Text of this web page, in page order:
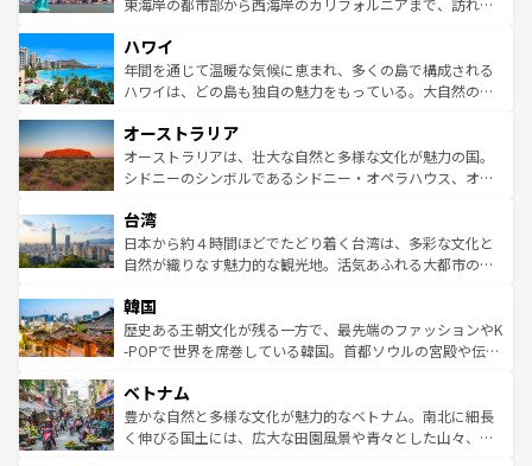
ば市内交通費無料で観光を楽しむこともできる。 なお、新
着のスイス情報はコンテンツ一覧 を参照してほしい。
東海岸の都市部から西海岸のカリフォルニアまで、訪れる
のような巨大都市は、観光、ショッピング、エンターテイ
ンメントが詰まった刺激的なスポットだ。一方、アメリカ
西部には大自然が広がり、グランドキャニオンやイエロー
部のニューオーリンズでは、音楽と美食が融合した独特の
文化が魅力。旅行者はアメリカの各地域で異なる魅力を楽
しみながら、その多様性と豊かな歴史を感じることができ
ならではの贅沢な旅のスタイルだ。 なお、新着のアメリカ
情報はコンテンツ一覧を参照してほしい。
ハワイ
年間を通じて温暖な気候に恵まれ、多くの島で構成される
ハワイは、どの島も独自の魅力をもっている。大自然の神
ワイ島は見逃せない。また、定番の観光地といえばオアフ
島だが、静かな自然を求めるならマウイ島やカウアイ島が
おすすめ。エメラルドグリーンに輝く海をはじめ、豊かな
れるおもてなしの心で訪れる人々を迎えてくれるハワイの
人々、おいしいローカルフードやハワイアンミュージッ
ク、伝統的なフラダンスなど、すべてがハワイの魅力を彩
ワイを、存分に味わってほしい。 なお、新着のハワイ情報
はコンテンツ一覧を参照してほしい。
オーストラリア
オーストラリアは、壮大な自然と多様な文化が魅力の国。
シドニーのシンボルであるシドニー・オペラハウス、オー
リアリーフや大陸中央部にそびえるウルル（エアーズロッ
ク）、タスマニアの美しい原生林やケアンズの熱帯雨林な
ど、見どころがたくさん。また、カフェやワイン、オージ
いる。アクティビティも充実しており、サーフィンやダイ
ビング、ハイキングなど、アウトドア好きにはたまらな
い。オーストラリアの多彩な魅力を存分に味わいつくそ
参照してほしい。
台湾
日本から約４時間ほどでたどり着く台湾は、多彩な文化と
自然が織りなす魅力的な観光地。活気あふれる大都市の台
ン）、静ひつな山岳地帯である台湾東部など、都市の喧騒
と山間の静けさが共存しており、訪れる人に新しい発見と
驚きをもたらしてくれる。また、奥深い台湾の食文化も魅
容にもいいと評判のスイーツなど、バラエティ豊かな料理
が味わえる。 なお、新着の台湾情報は コンテンツ一覧を参
照してほしい。
韓国
歴史ある王朝文化が残る一方で、最先端のファッションやK
-POPで世界を席巻している韓国。首都ソウルの宮殿や伝統
き、地方に足を延ばせば四季折々の自然美を楽しむことが
できる。そして、キムチや焼肉、絶品のストリートフード
まで、さまざまな韓国料理が待っている。夜には、韓国な
ベトナム
豊かな自然と多様な文化が魅力的なベトナム。南北に細長
く伸びる国土には、広大な田園風景や青々とした山々、世